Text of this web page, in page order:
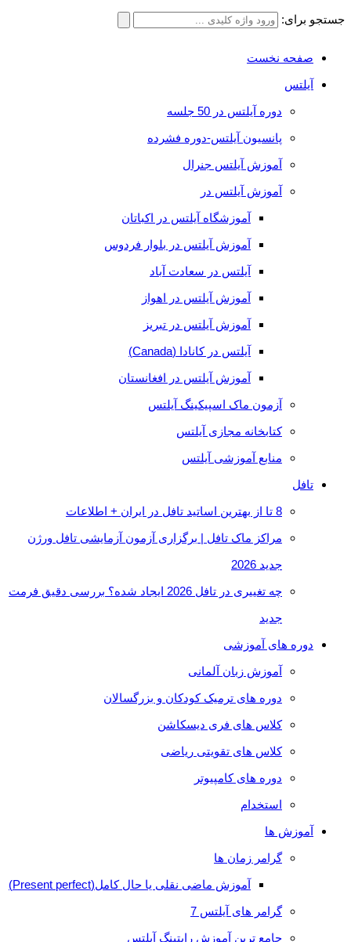
جستجو برای:
صفحه نخست
آیلتس
دوره آیلتس در 50 جلسه
پانسیون آیلتس-دوره فشرده
آموزش آیلتس جنرال
آموزش آیلتس در
آموزشگاه آیلتس در اکباتان
آموزش آیلتس در بلوار فردوس
آیلتس در سعادت آباد
آموزش آیلتس در اهواز
آموزش آیلتس در تبریز
آیلتس در کانادا (Canada)
آموزش آیلتس در افغانستان
آزمون ماک اسپیکینگ آیلتس
کتابخانه مجازی آیلتس
منابع آموزشی آیلتس
تافل
8 تا از بهترین اساتید تافل در ایران + اطلاعات
مراکز ماک تافل | برگزاری آزمون آزمایشی تافل ورژن
جدید 2026
چه تغییری در تافل 2026 ایجاد شده؟ بررسی دقیق فرمت
جدید
دوره های آموزشی
آموزش زبان آلمانی
دوره های ترمیک کودکان و بزرگسالان
کلاس های فری دیسکاشن
کلاس های تقویتی ریاضی
دوره های کامپیوتر
استخدام
آموزش ها
گرامر زمان ها
آموزش ماضی نقلی یا حال کامل(Present perfect)
گرامر های آیلتس 7
جامع ترین آموزش رایتینگ آیلتس